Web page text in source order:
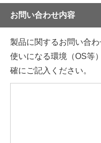
お問い合わせ内容
製品に関するお問い合
使いになる環境（OS等
確にご記入ください。